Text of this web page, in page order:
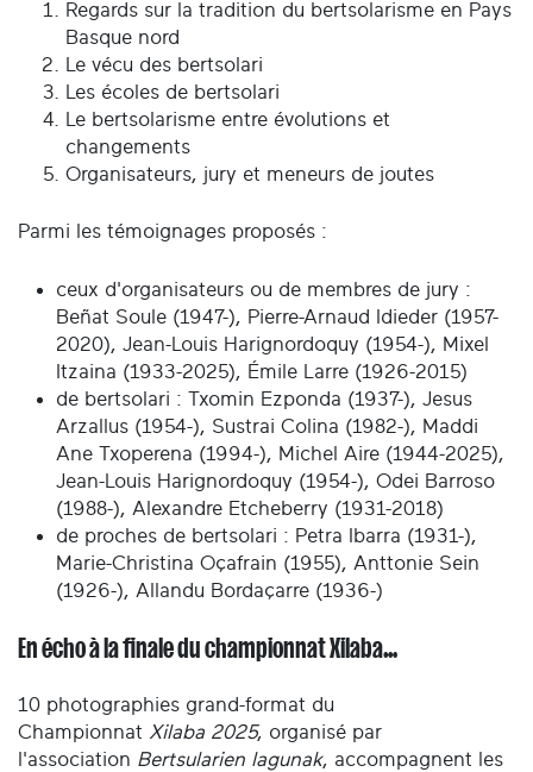
Regards sur la tradition du bertsolarisme en Pays
Basque nord
Le vécu des bertsolari
Les écoles de bertsolari
Le bertsolarisme entre évolutions et
changements
Organisateurs, jury et meneurs de joutes
Parmi les témoignages proposés :
ceux d'organisateurs ou de membres de jury :
Beñat Soule (1947-), Pierre-Arnaud Idieder (1957-
2020), Jean-Louis Harignordoquy (1954-), Mixel
Itzaina (1933-2025), Émile Larre (1926-2015)
de bertsolari : Txomin Ezponda (1937-), Jesus
Arzallus (1954-), Sustrai Colina (1982-), Maddi
Ane Txoperena (1994-), Michel Aire (1944-2025),
Jean-Louis Harignordoquy (1954-), Odei Barroso
(1988-), Alexandre Etcheberry (1931-2018)
de proches de bertsolari : Petra Ibarra (1931-),
Marie-Christina Oçafrain (1955), Anttonie Sein
(1926-), Allandu Bordaçarre (1936-)
En écho à la finale du championnat Xilaba…
10 photographies grand-format du
Championnat Xilaba 2025, organisé par
l'association Bertsularien lagunak, accompagnent les